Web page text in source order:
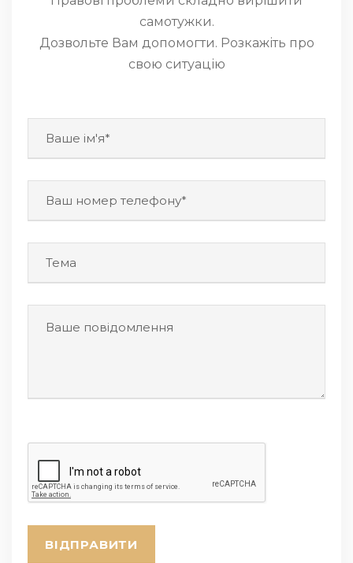
самотужки.
Дозвольте Вам допомогти. Розкажіть про
свою ситуацію